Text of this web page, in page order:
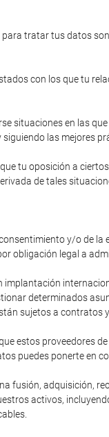
tratar tus datos
con los que tu
situaciones en las
las mejores
tu oposición a
de tales
y/o de
obligación legal a
implantación
determinados
sujetos a
estos proveedores
puedes ponerte en
fusión, adquisición,
activos,